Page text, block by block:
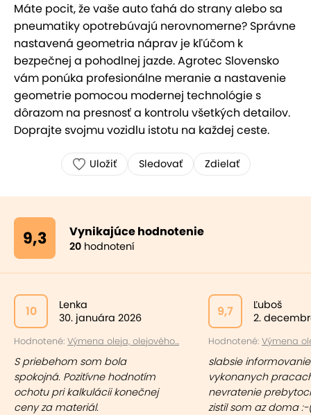
Máte pocit, že vaše auto ťahá do strany alebo sa
pneumatiky opotrebúvajú nerovnomerne? Správne
nastavená geometria náprav je kľúčom k
bezpečnej a pohodlnej jazde. Agrotec Slovensko
vám ponúka profesionálne meranie a nastavenie
geometrie pomocou modernej technológie s
dôrazom na presnosť a kontrolu všetkých detailov.
Doprajte svojmu vozidlu istotu na každej ceste.
Uložiť Sledovať Zdielať
9,3 Vynikajúce hodnotenie
20 hodnotení
10
Lenka
30. januára 2026
Hodnotené: Výmena oleja, olejového...
S priebehom som bola
spokojná. Pozitívne hodnotím
ochotu pri kalkulácii konečnej
ceny za materiál.
9,7
Ľuboš
2.
Hodnotené: Výmena
slabsie
vykonanych
nevratenie
zistil som az doma :-